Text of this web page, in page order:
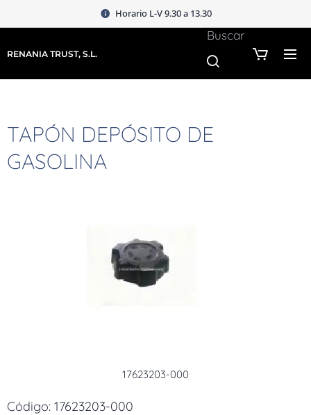
Horario L-V 9.30 a 13.30
RENANIA TRUST, S.L.
Buscar
TAPÓN DEPÓSITO DE
GASOLINA
17623203-000
Código: 17623203-000